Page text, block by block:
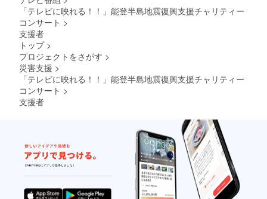
「テレビに映れる！！」能登半島地震復興支援チャリティー
コンサート >
支援者
トップ >
プロジェクトをさがす >
災害支援 >
「テレビに映れる！！」能登半島地震復興支援チャリティー
コンサート >
支援者